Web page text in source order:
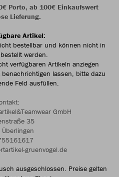
Porto, ab 100€ Einkaufswert
Lieferung.
Artikel:
bestellbar und können nicht in
werden.
verfügbaren Artikeln anziegen
lassen, bitte dazu
Feld ausfüllen.
GmbH
35
gruenvogel.de
ausgeschlossen. Preise gelten